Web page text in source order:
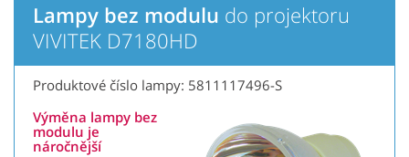
Lampy bez modulu do projektoru
VIVITEK D7180HD
Produktové číslo lampy: 5811117496-S
Výměna lampy bez
modulu je
náročnější